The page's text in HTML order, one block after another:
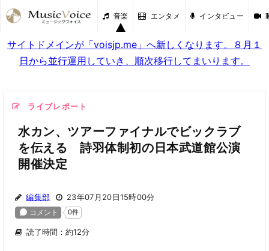
音楽 エンタメ インタビュー
サイトドメインが「voisjp.me」へ新しくなります。８月１
日から並行運用していき、順次移行してまいります。
ライブレポート
水カン、ツアーファイナルでビックラブ
を伝える 詩羽体制初の日本武道館公演
開催決定
編集部 23年07月20日15時00分
読了時間：約12分